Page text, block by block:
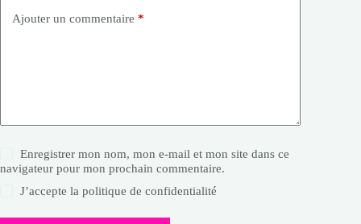
Ajouter un commentaire *
Enregistrer mon nom, mon e-mail et mon site dans ce
navigateur pour mon prochain commentaire.
J’accepte lapolitique de confidentialité